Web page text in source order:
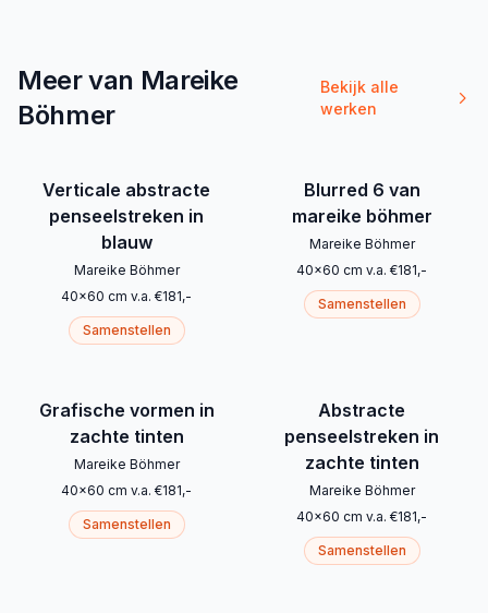
Meer van Mareike
Böhmer
Bekijk alle
werken
Verticale abstracte
penseelstreken in
blauw
Mareike Böhmer
40x60 cm v.a. €181,-
Samenstellen
Blurred 6 van
mareike böhmer
Mareike Böhmer
40x60 cm v.a. €181,-
Samenstellen
Grafische vormen in
zachte tinten
Mareike Böhmer
40x60 cm v.a. €181,-
Samenstellen
Abstracte
penseelstreken in
zachte tinten
Mareike Böhmer
40x60 cm v.a. €181,-
Samenstellen